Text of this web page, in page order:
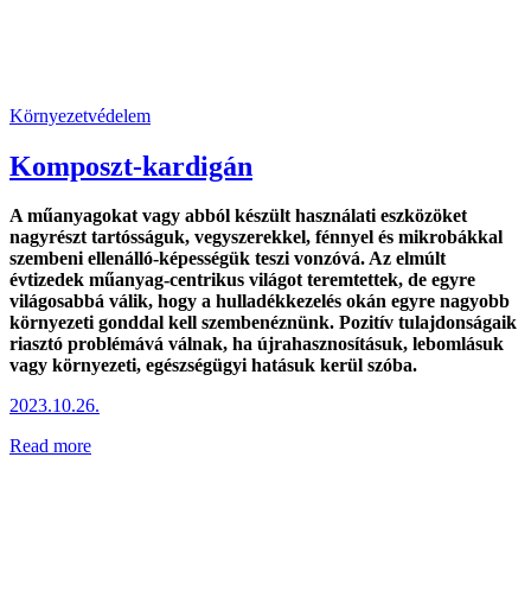
Környezetvédelem
Komposzt-kardigán
A műanyagokat vagy abból készült használati eszközöket
nagyrészt tartósságuk, vegyszerekkel, fénnyel és mikrobákkal
szembeni ellenálló-képességük teszi vonzóvá. Az elmúlt
évtizedek műanyag-centrikus világot teremtettek, de egyre
világosabbá válik, hogy a hulladékkezelés okán egyre nagyobb
környezeti gonddal kell szembenéznünk. Pozitív tulajdonságaik
riasztó problémává válnak, ha újrahasznosításuk, lebomlásuk
vagy környezeti, egészségügyi hatásuk kerül szóba.
2023.10.26.
Read more